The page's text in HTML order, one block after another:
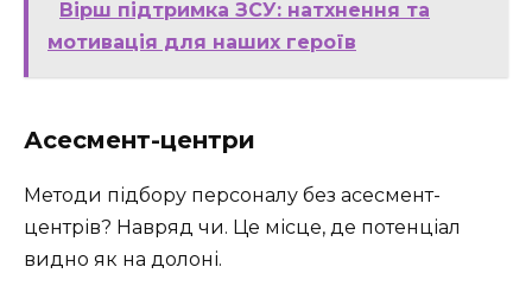
Вірш підтримка ЗСУ: натхнення та
мотивація для наших героїв
Асесмент-центри
Методи підбору персоналу без асесмент-
центрів? Навряд чи. Це місце, де потенціал
видно як на долоні.